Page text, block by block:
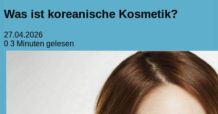
Was ist koreanische Kosmetik?
27.04.2026
0 3 Minuten gelesen